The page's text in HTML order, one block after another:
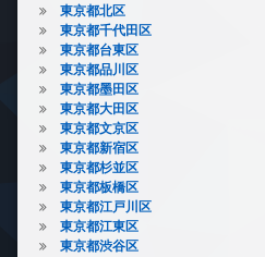
東京都北区
東京都千代田区
東京都台東区
東京都品川区
東京都墨田区
東京都大田区
東京都文京区
東京都新宿区
東京都杉並区
東京都板橋区
東京都江戸川区
東京都江東区
東京都渋谷区